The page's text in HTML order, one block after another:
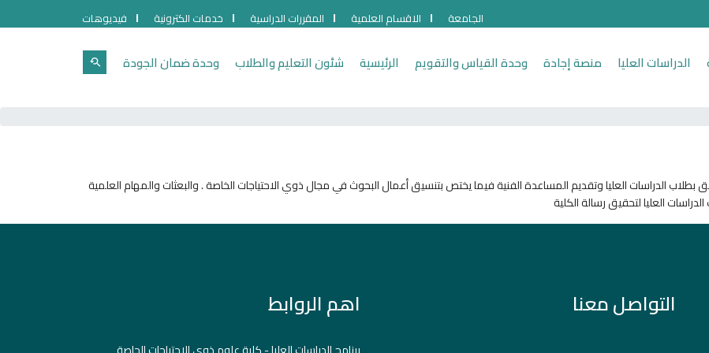
الجامعة الاقسام العلمية المقررات الدراسية خدمات الكترونية فيديوهات
الدراسات العليا منصة إجادة وحدة القياس والتقويم الرئيسية شئون التعليم والطلاب وحدة ضمان الجودة
بطلاب الدراسات العليا وتقديم المساعدة الفنية فيما يختص بتنسيق أعمال البحوث في مجال ذوي الاحتياجات الخاصة . والبعثات والمهام العلمية
العليا لتحقيق رسالة الكلية
التواصل معنا اهم الروابط